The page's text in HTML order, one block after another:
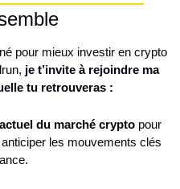
pour mieux investir en crypto
je t’invite à rejoindre ma
tu retrouveras :
du marché crypto pour
les mouvements clés